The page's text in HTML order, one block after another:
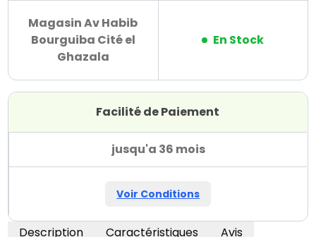
Magasin Av Habib
Bourguiba Cité el
Ghazala
En Stock
Facilité de Paiement
jusqu'a 36 mois
Voir Conditions
Description Caractéristiques Avis